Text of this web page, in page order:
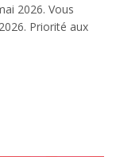
2026. Vous
Priorité aux